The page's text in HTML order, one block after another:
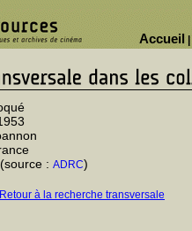
Accueil
(source : ADRC)
Retour à la recherche transversale